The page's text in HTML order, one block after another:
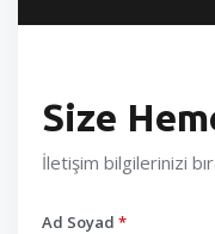
Size
İletişim bilgilerinizi
Ad Soyad *